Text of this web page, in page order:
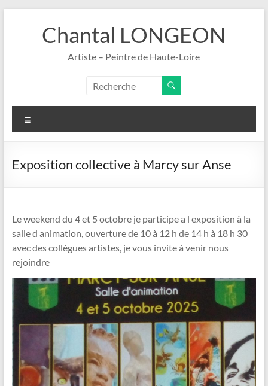
Chantal LONGEON
Artiste – Peintre de Haute-Loire
Exposition collective à Marcy sur Anse
Le weekend du 4 et 5 octobre je participe a l exposition à la
salle d animation, ouverture de 10 à 12 h de 14 h à 18 h 30
avec des collègues artistes, je vous invite à venir nous
rejoindre